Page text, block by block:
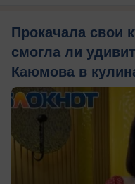
Прокачала свои
смогла ли
Каюмова в